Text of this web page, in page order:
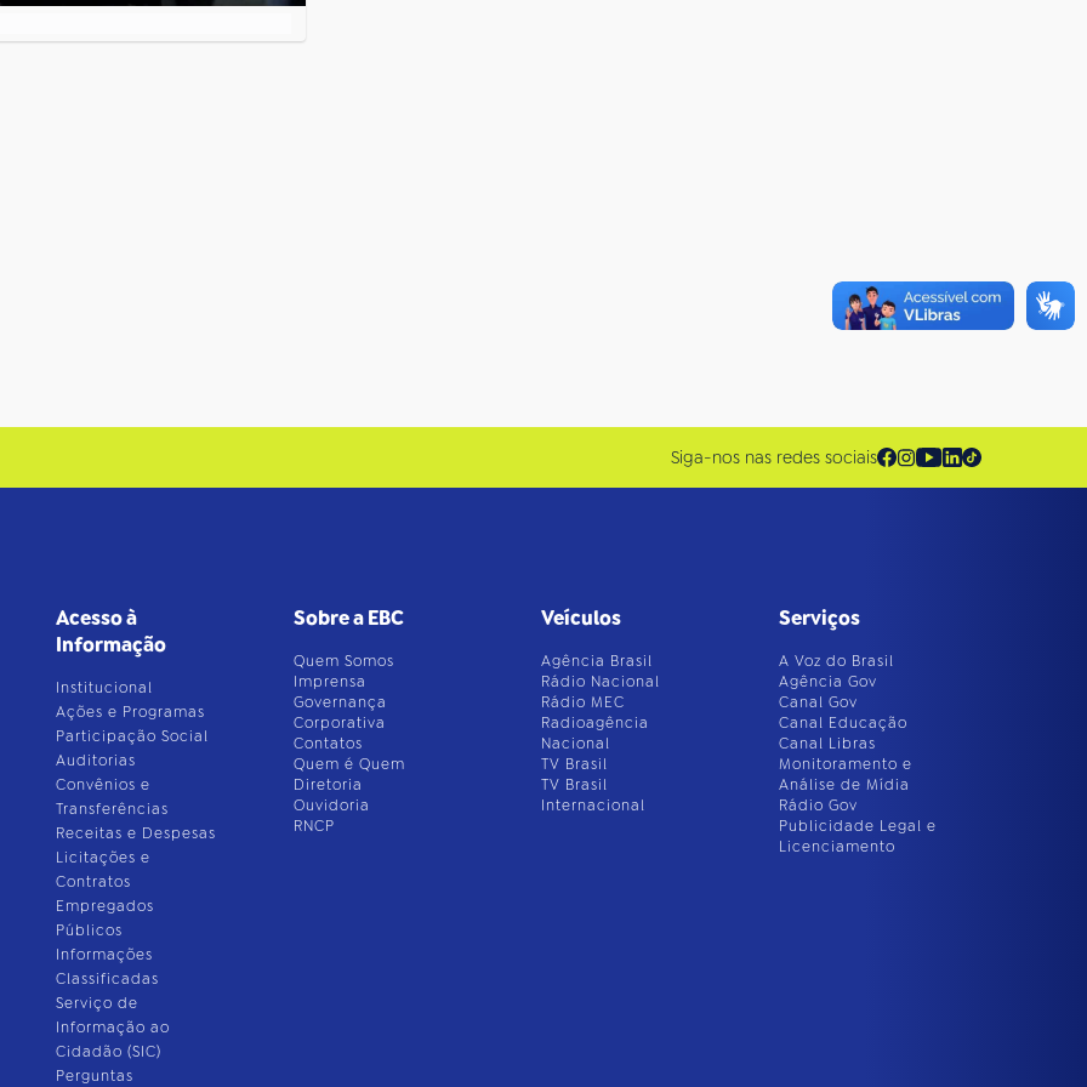
Siga-nos nas redes sociais
Acesso à
Informação
Institucional
Ações e Programas
Participação Social
Auditorias
Convênios e
Transferências
Receitas e Despesas
Licitações e
Contratos
Empregados
Públicos
Informações
Classificadas
Serviço de
Informação ao
Cidadão (SIC)
Perguntas
Sobre a EBC
Quem Somos
Imprensa
Governança
Corporativa
Contatos
Quem é Quem
Diretoria
Ouvidoria
RNCP
Veículos
Agência Brasil
Rádio Nacional
Rádio MEC
Radioagência
Nacional
TV Brasil
TV Brasil
Internacional
Serviços
A Voz do Brasil
Agência Gov
Canal Gov
Canal Educação
Canal Libras
Monitoramento e
Análise de Mídia
Rádio Gov
Publicidade Legal e
Licenciamento